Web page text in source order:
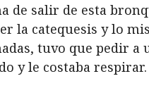
de salir de esta
la catequesis y lo
tuvo que pedir
y le costaba respirar.